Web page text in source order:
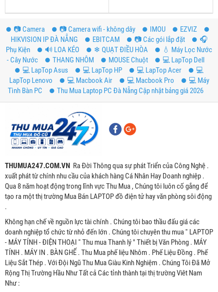
📷 Camera 📷 Camera wifi - không dây IMOU
EZVIZ
HIKVISION IP ĐÀ NẴNG
EBITCAM 📷 Các gói lắp đặt
️🎧
Phụ Kiện
🔊 LOA KÉO ❄ QUẠT ĐIỀU HÒA
💧 Máy Lọc Nước
- Cây Nước
THANG NHÔM MOUSE Chuột
💻 LapTop Dell
💻 LapTop Asus
💻 LapTop HP 💻 LapTop Acer
💻
LapTop Lenovo
💻 Macbook Air 💻 Macbook Pro
💻 Máy
Tình Bàn PC
Thu Mua Laptop PC Đà Nẵng Cập nhật bảng giá 2026
THUMUA247.COM.VN Ra Đời Thông qua sự phát Triển của Công Nghệ .
xuất phát từ chính nhu cầu của khách hàng Cá Nhân Hay Doanh nghiệp .
Qua 8 năm hoạt động trong lĩnh vực Thu Mua , Chúng tôi luôn cố gắng để
tạo ra một thị trường Mua Bán LAPTOP đồ điện tử hay văn phòng sôi động
.
Không hạn chế về nguồn lực tài chính . Chúng tôi bao thầu đấu giá các
doanh nghiệp tổ chức từ nhỏ đến lớn . Chúng tôi chuyên thu mua '' LAPTOP
- MÁY TÍNH - ĐIỆN THOẠI '' Thu mua Thanh lý " Thiết bị Văn Phòng . MÁY
TÍNH . MÁY IN . BÀN GHẾ . Thu Mua phế liệu Nhôm . Phế Liệu Đồng . Phế
Liệu Sắt Thép . Với Đội Ngũ Thu Mua Giàu Kinh Nghiệm . Chúng Tôi Đã Mở
Rộng Thị Trường Hầu Như Tất cả Các tỉnh thành tại thị trường Viêt Nam
Như :